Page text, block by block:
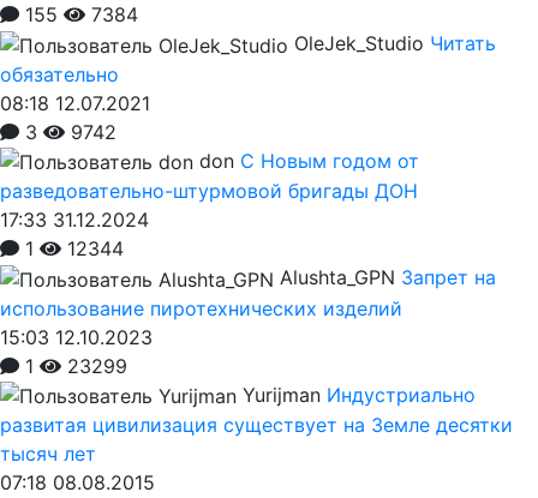
155
7384
OleJek_Studio Читать
обязательно
08:18 12.07.2021
3
9742
don С Новым годом от
разведовательно-штурмовой бригады ДОН
17:33 31.12.2024
1
12344
Alushta_GPN Запрет на
использование пиротехнических изделий
15:03 12.10.2023
1
23299
Yurijman Индустриально
развитая цивилизация существует на Земле десятки
тысяч лет
07:18 08.08.2015